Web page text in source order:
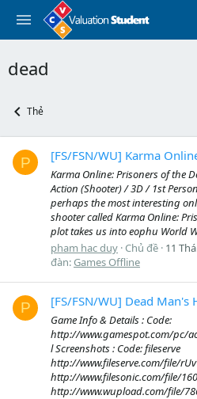
dead
Thẻ
P [FS/FSN/WU] Karma
Karma Online: Prisoners of the
Action (Shooter) / 3D / 1st
perhaps the most interesting
shooter called Karma Online:
plot takes us into eophu World
pham hac duy Chủ đề 11
đàn: Games Offline
P [FS/FSN/WU] Dead Man's
Game Info & Details : Code:
http://www.gamespot.com/pc/
l Screenshots : Code: fileserve
http://www.fileserve.com/file/
http://www.filesonic.com/file/
http://www.wupload.com/file/